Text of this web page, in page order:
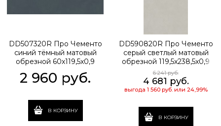
DD507320R Про Чементо
синий тёмный матовый
обрезной 60x119,5x0,9
2 960 руб.
В КОРЗИНУ
DD590820R Про Чементо
серый светлый матовый
обрезной 119,5x238,5x0,9
6 241 руб.
4 681 руб.
выгода 1 560 руб.или 24,99%
В КОРЗИНУ